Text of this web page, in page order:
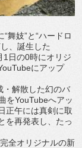
舞妓”と“ハードロ
、誕生した
1日の0時にオリジ
にアップ
解散した幻のバ
をYouTubeへアッ
正午には真剣に取
を再発表し、たっ
全オリジナルの新